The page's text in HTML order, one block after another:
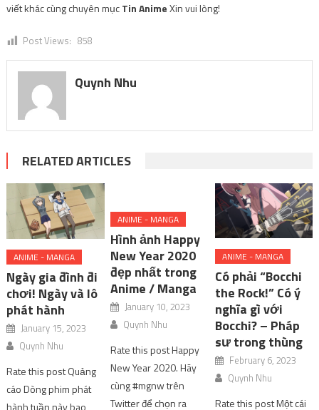
viết khác cùng chuyên mụcTin AnimeXin vui lòng!
Post Views: 858
Quynh Nhu
RELATED ARTICLES
ANIME - MANGA
Ngày gia đình đi
chơi! Ngày và lô
phát hành
January 15, 2023
Quynh Nhu
Rate this post Quảng
cáo Dòng phim phát
ANIME - MANGA
Hình ảnh Happy
New Year 2020
đẹp nhất trong
Anime / Manga
January 10, 2023
Quynh Nhu
Rate this post Happy
New Year 2020. Hãy
cùng #mgnw trên
Twitter để chọn ra
ANIME - MANGA
Có phải “Bocchi
the Rock!” Có ý
nghĩa gì với
Bocchi? – Pháp
sư trong thùng
February 6, 2023
Quynh Nhu
Rate this post Một cái